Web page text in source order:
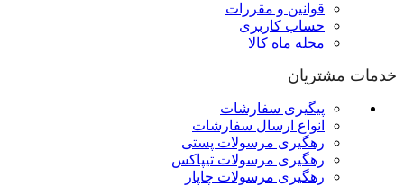
قوانین و مقررات
حساب کاربری
مجله ماه کالا
خدمات مشتریان
پیگیری سفارشات
انواع ارسال سفارشات
رهگیری مرسولات پستی
رهگیری مرسولات تیپاکس
رهگیری مرسولات چاپار